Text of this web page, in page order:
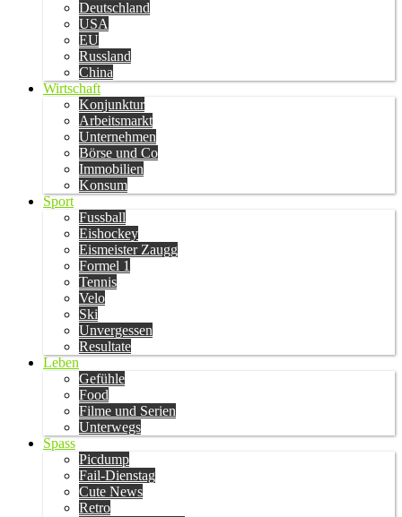
Deutschland
USA
EU
Russland
China
Wirtschaft
Konjunktur
Arbeitsmarkt
Unternehmen
Börse und Co
Immobilien
Konsum
Sport
Fussball
Eishockey
Eismeister Zaugg
Formel 1
Tennis
Velo
Ski
Unvergessen
Resultate
Leben
Gefühle
Food
Filme und Serien
Unterwegs
Spass
Picdump
Fail-Dienstag
Cute News
Retro